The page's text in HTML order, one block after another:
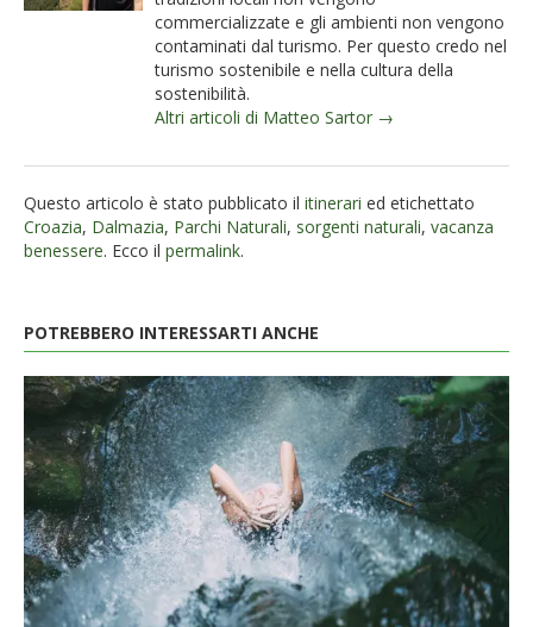
commercializzate e gli ambienti non vengono
contaminati dal turismo. Per questo credo nel
turismo sostenibile e nella cultura della
sostenibilità.
Altri articoli di Matteo Sartor →
Questo articolo è stato pubblicato il itinerari ed etichettato
Croazia, Dalmazia, Parchi Naturali, sorgenti naturali, vacanza
benessere. Ecco il permalink.
POTREBBERO INTERESSARTI ANCHE